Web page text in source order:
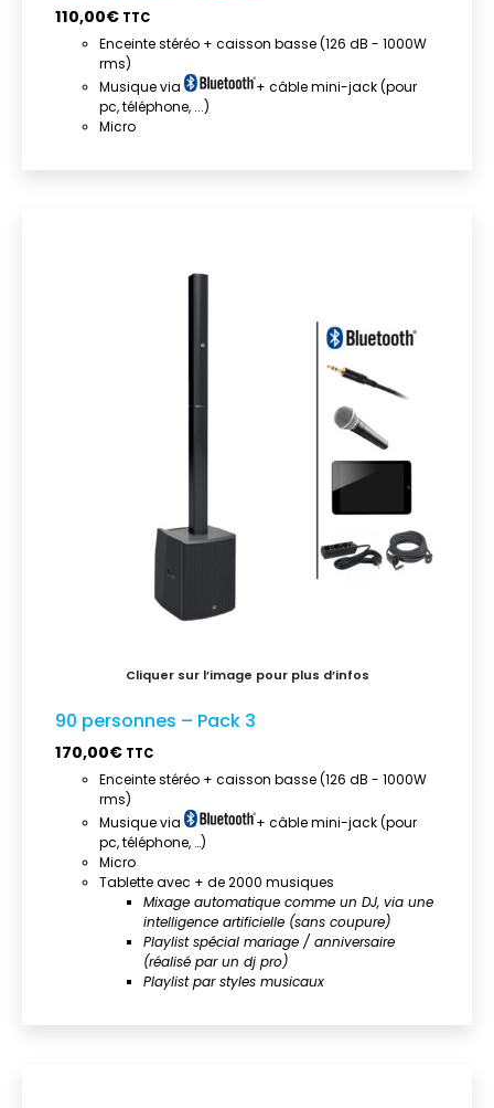
110,00€ TTC
Enceinte stéréo + caisson basse (126 dB - 1000W
rms)
Musique via
+ câble mini-jack (pour
pc, téléphone, ...)
Micro
90 personnes – Pack 3
170,00€ TTC
Enceinte stéréo + caisson basse (126 dB - 1000W
rms)
Musique via
+ câble mini-jack (pour
pc, téléphone, …)
Micro
Tablette avec + de 2000 musiques
Mixage automatique comme un DJ, via une
intelligence artificielle (sans coupure)
Playlist spécial mariage / anniversaire
(réalisé par un dj pro)
Playlist par styles musicaux